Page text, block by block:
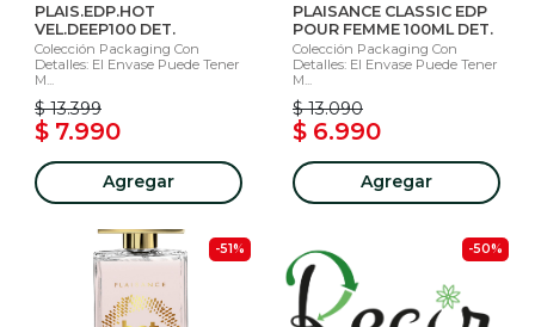
PLAIS.EDP.HOT
VEL.DEEP100 DET.
Colección Packaging Con
Detalles: El Envase Puede Tener
M...
$ 13.399
$ 7.990
Agregar
PLAISANCE CLASSIC EDP
POUR FEMME 100ML DET.
Colección Packaging Con
Detalles: El Envase Puede Tener
M...
$ 13.090
$ 6.990
Agregar
-51% -50%